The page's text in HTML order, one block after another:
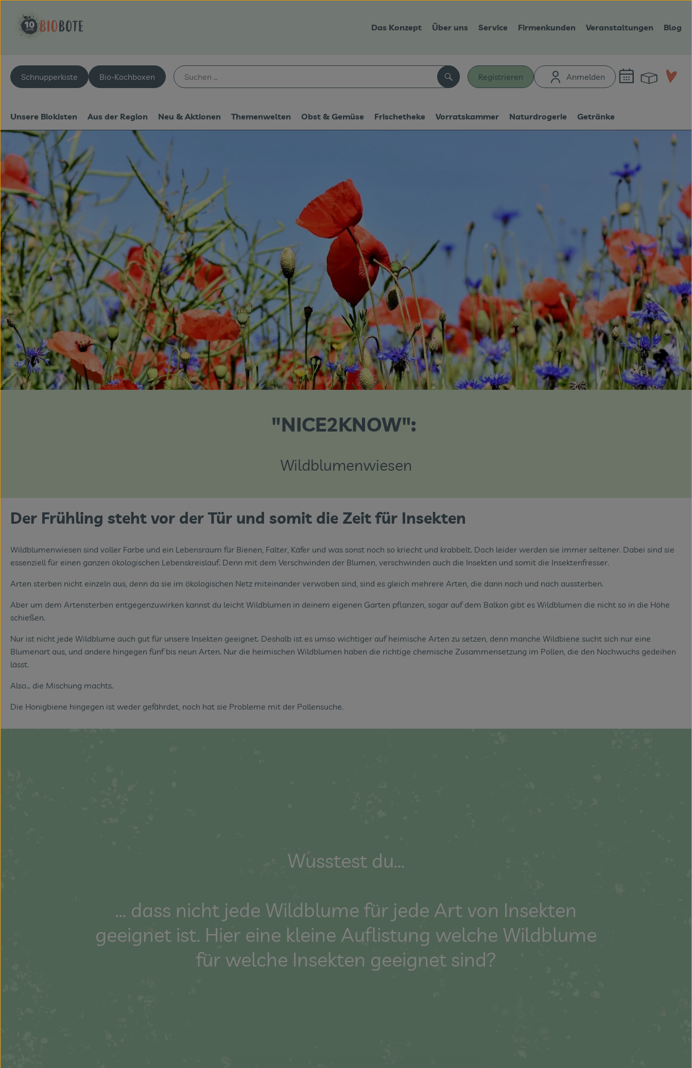
Das Konzept Über uns Service Firmenkunden Veranstaltungen Blog
Registrieren Anmelden
Suchen
Schnupperkiste Bio-Kochboxen
Unsere Biokisten Aus der Region Neu & Aktionen Themenwelten Obst & Gemüse Frischetheke Vorratskammer Naturdrogerie Getränke
"NICE2KNOW":
Wildblumenwiesen
Der Frühling steht vor der Tür und somit die Zeit für Insekten
Wildblumenwiesen sind voller Farbe und ein Lebensraum für Bienen, Falter, Käfer und was sonst noch so kriecht und krabbelt. Doch leider werden sie immer seltener. Dabei sind sie
essenziell für einen ganzen ökologischen Lebenskreislauf. Denn mit dem Verschwinden der Blumen, verschwinden auch die Insekten und somit die Insektenfresser.
Arten sterben nicht einzeln aus, denn da sie im ökologischen Netz miteinander verwoben sind, sind es gleich mehrere Arten, die dann nach und nach aussterben.
Aber um dem Artensterben entgegenzuwirken kannst du leicht Wildblumen in deinem eigenen Garten pflanzen, sogar auf dem Balkon gibt es Wildblumen die nicht so in die Höhe
schießen.
Nur ist nicht jede Wildblume auch gut für unsere Insekten geeignet. Deshalb ist es umso wichtiger auf heimische Arten zu setzen, denn manche Wildbiene sucht sich nur eine
Blumenart aus, und andere hingegen fünf bis neun Arten. Nur die heimischen Wildblumen haben die richtige chemische Zusammensetzung im Pollen, die den Nachwuchs gedeihen
lässt.
Also… die Mischung machts.
Die Honigbiene hingegen ist weder gefährdet, noch hat sie Probleme mit der Pollensuche.
Wusstest du...
... dass nicht jede Wildblume für jede Art von Insekten
geeignet ist. Hier eine kleine Auflistung welche Wildblume
für welche Insekten geeignet sind?